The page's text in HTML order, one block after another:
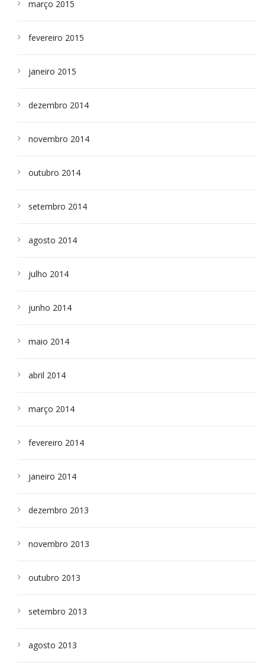
março 2015
fevereiro 2015
janeiro 2015
dezembro 2014
novembro 2014
outubro 2014
setembro 2014
agosto 2014
julho 2014
junho 2014
maio 2014
abril 2014
março 2014
fevereiro 2014
janeiro 2014
dezembro 2013
novembro 2013
outubro 2013
setembro 2013
agosto 2013